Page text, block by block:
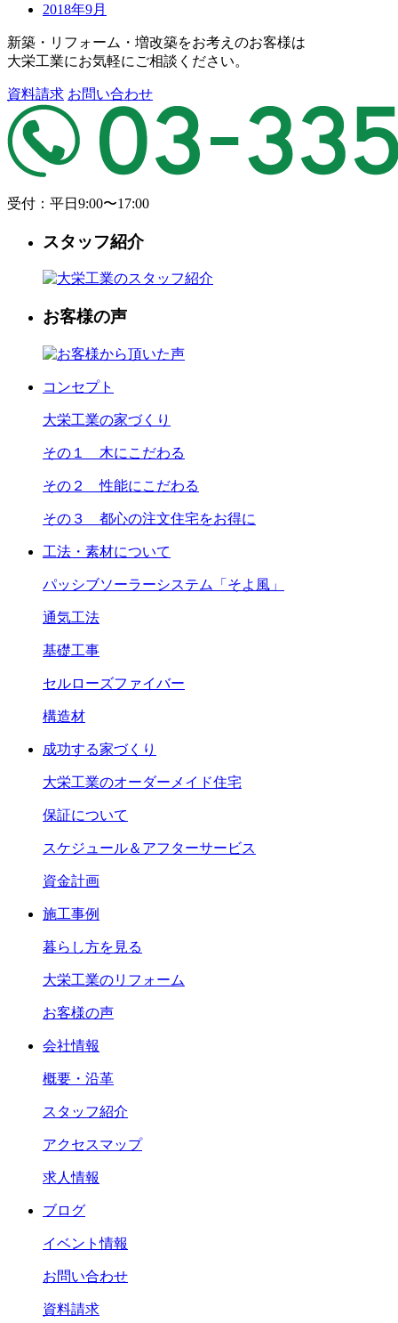
2018年9月
新築・リフォーム・増改築をお考えのお客様は
大栄工業にお気軽にご相談ください。
資料請求 お問い合わせ
受付：平日9:00〜17:00
スタッフ紹介
お客様の声
コンセプト
大栄工業の家づくり
その１ 木にこだわる
その２ 性能にこだわる
その３ 都心の注文住宅をお得に
工法・素材について
パッシブソーラーシステム「そよ風」
通気工法
基礎工事
セルローズファイバー
構造材
成功する家づくり
大栄工業のオーダーメイド住宅
保証について
スケジュール＆アフターサービス
資金計画
施工事例
暮らし方を見る
大栄工業のリフォーム
お客様の声
会社情報
概要・沿革
スタッフ紹介
アクセスマップ
求人情報
ブログ
イベント情報
お問い合わせ
資料請求